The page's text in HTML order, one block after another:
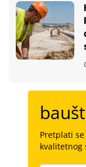
Pretplati
kvalitetnog